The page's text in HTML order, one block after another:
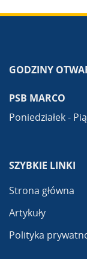
GODZINY
PSB MARCO
Poniedziałek -
SZYBKIE LINKI
Strona główna
Artykuły
Polityka